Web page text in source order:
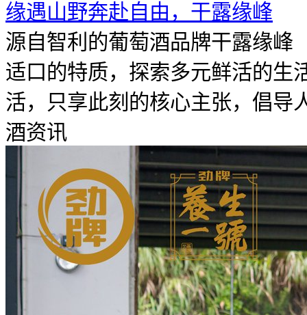
​缘遇山野奔赴自由，干露缘峰
源自智利的葡萄酒品牌干露缘峰
适口的特质，探索多元鲜活的生
活，只享此刻的核心主张，倡导
酒资讯